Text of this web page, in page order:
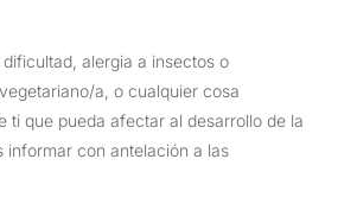
alergia a insectos o
a, o cualquier cosa
ti que pueda afectar al desarrollo de la
informar con antelación a las